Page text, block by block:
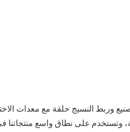
وربط النسيج حلقة مع معدات
على نطاق واسع منتجاتنا في